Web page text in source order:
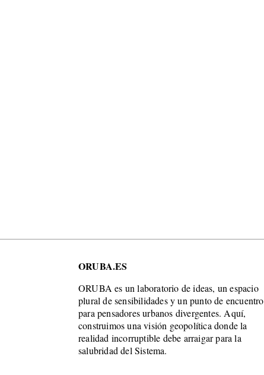
ORUBA.ES
ORUBA es un laboratorio de ideas, un espacio
plural de sensibilidades y un punto de encuentro
para pensadores urbanos divergentes. Aquí,
construimos una visión geopolítica donde la
realidad incorruptible debe arraigar para la
salubridad del Sistema.